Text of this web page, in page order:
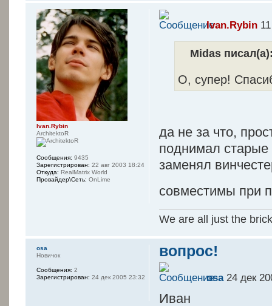
Ivan.Rybin
Midas
О, супер!
да не за что,
поднимал
заменял
совместимы при
We are all just the
Ivan.Rybin
ArchitektoR
Сообщения: 9435
Зарегистрирован: 22 авг 2003 18:24
Откуда: RealMatrix World
Провайдер\Сеть: OnLime
вопрос!
osa24 дек
Иван
osa
Новичок
Сообщения: 2
Зарегистрирован: 24 дек 2005 23:32